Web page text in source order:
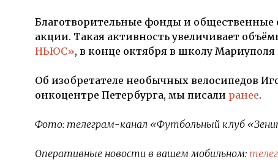
Благотворительные фонды и
акции. Такая активность увеличивает
НЬЮС», в конце октября в школу
Об изобретателе необычных велосипедов
онкоцентре Петербурга, мы писали ранее.
Фото: телеграм-канал «Футбольный клуб
Оперативные новости в вашем мобильном: